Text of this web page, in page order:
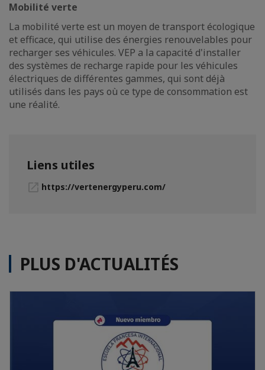
Mobilité verte
La mobilité verte est un moyen de transport écologique
et efficace, qui utilise des énergies renouvelables pour
recharger ses véhicules. VEP a la capacité d'installer
des systèmes de recharge rapide pour les véhicules
électriques de différentes gammes, qui sont déjà
utilisés dans les pays où ce type de consommation est
une réalité.
Liens utiles
https://vertenergyperu.com/
PLUS D'ACTUALITÉS